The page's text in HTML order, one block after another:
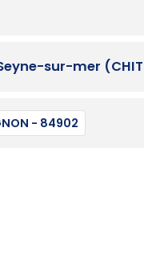
sur-mer
- 84902